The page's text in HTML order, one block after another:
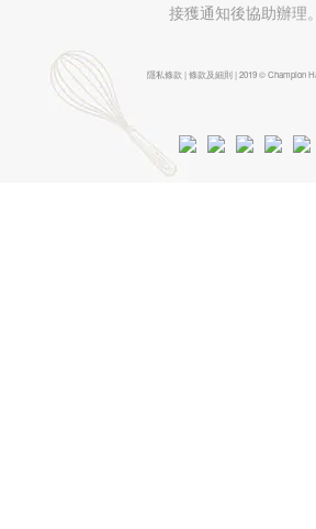
接獲通知後協助辦理。
隱私條款 | 條款及細則 | 2019 © Champion